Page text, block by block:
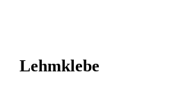
Lehmklebe